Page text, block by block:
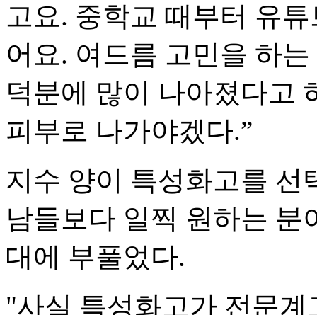
고요. 중학교 때부터 유
어요. 여드름 고민을 하
덕분에 많이 나아졌다고
피부로 나가야겠다.”
지수 양이 특성화고를 선
남들보다 일찍 원하는 분
대에 부풀었다.
"사실 특성화고가 전문